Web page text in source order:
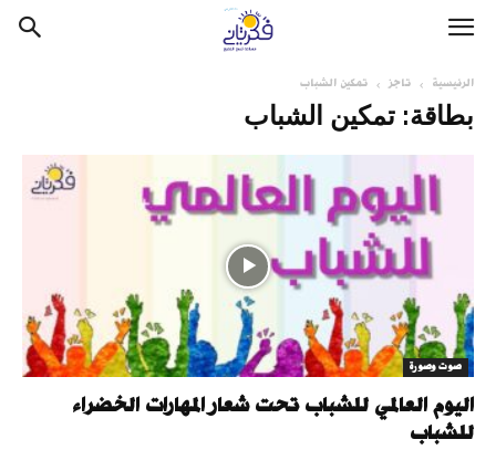
الرئيسية تاجز تمكين الشباب
بطاقة: تمكين الشباب
صوت وصورة
اليوم العالمي للشباب تحت شعار المهارات الخضراء
للشباب